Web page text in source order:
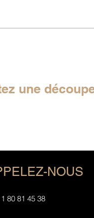
une
NOUS
80 81 45 38